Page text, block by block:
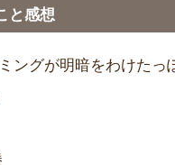
と感想
ングが明暗をわけたっ